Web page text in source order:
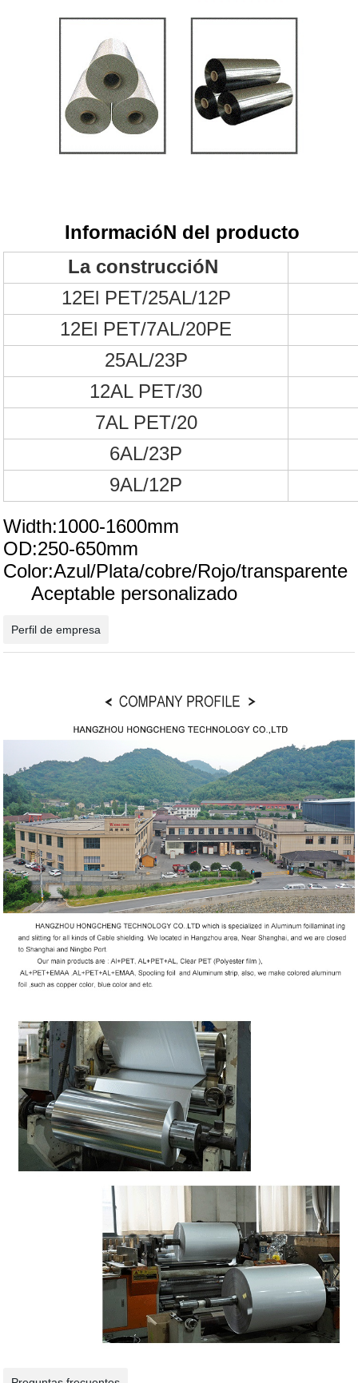
InformacióN del producto
La construccióN
12El PET/25AL/12P
12El PET/7AL/20PE
25AL/23P
12AL PET/30
7AL PET/20
6AL/23P
9AL/12P
Width:1000-1600mm
OD:250-650mm
Color:Azul/Plata/cobre/Rojo/transparente
Aceptable personalizado
Perfil de empresa